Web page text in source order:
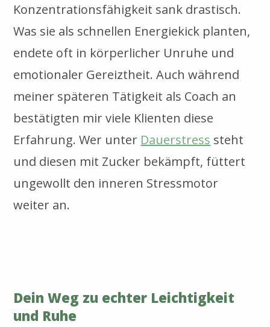
Konzentrationsfähigkeit sank drastisch.
Was sie als schnellen Energiekick planten,
endete oft in körperlicher Unruhe und
emotionaler Gereiztheit. Auch während
meiner späteren Tätigkeit als Coach an
bestätigten mir viele Klienten diese
Erfahrung. Wer unter Dauerstress steht
und diesen mit Zucker bekämpft, füttert
ungewollt den inneren Stressmotor
weiter an.
Dein Weg zu echter Leichtigkeit
und Ruhe